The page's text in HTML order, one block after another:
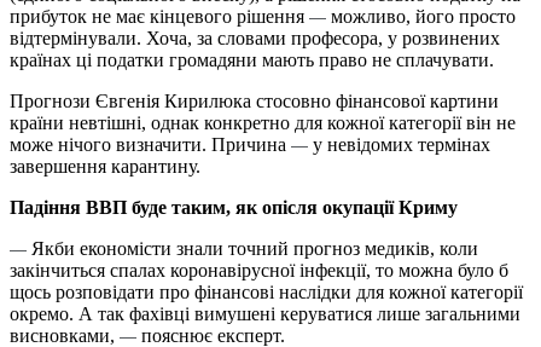
прибуток не має кінцевого рішення — можливо, його просто
відтермінували. Хоча, за словами професора, у розвинених
країнах ці податки громадяни мають право не сплачувати.
Прогнози Євгенія Кирилюка стосовно фінансової картини
країни невтішні, однак конкретно для кожної категорії він не
може нічого визначити. Причина — у невідомих термінах
завершення карантину.
Падіння ВВП буде таким, як опісля окупації Криму
— Якби економісти знали точний прогноз медиків, коли
закінчиться спалах коронавірусної інфекції, то можна було б
щось розповідати про фінансові наслідки для кожної категорії
окремо. А так фахівці вимушені керуватися лише загальними
висновками, — пояснює експерт.